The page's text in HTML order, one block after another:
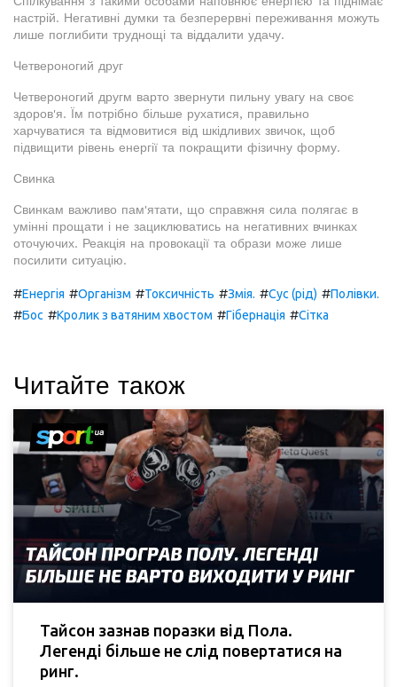
настрій. Негативні думки та безперервні переживання можуть
лише поглибити труднощі та віддалити удачу.
Четвероногий друг
Четвероногий другм варто звернути пильну увагу на своє
здоров'я. Їм потрібно більше рухатися, правильно
харчуватися та відмовитися від шкідливих звичок, щоб
підвищити рівень енергії та покращити фізичну форму.
Свинка
Свинкам важливо пам'ятати, що справжня сила полягає в
умінні прощати і не зациклюватись на негативних вчинках
оточуючих. Реакція на провокації та образи може лише
посилити ситуацію.
#Енергія #Організм #Токсичність #Змія. #Сус (рід) #Полівки.
#Бос #Кролик з ватяним хвостом #Гібернація #Сітка
Читайте також
Тайсон зазнав поразки від Пола.
Легенді більше не слід повертатися на
ринг.